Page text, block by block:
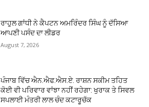
ਰਾਹੁਲ ਗਾਂਧੀ ਨੇ ਕੈਪਟਨ ਅਮਰਿੰਦਰ ਸਿੰਘ ਨੂੰ ਦੱਸਿਆ
ਆਪਣੀ ਪਸੰਦ ਦਾ ਲੀਡਰ
August 7, 2026
ਪੰਜਾਬ ਵਿੱਚ ਐਨ.ਐਫ.ਐਸ.ਏ. ਰਾਸ਼ਨ ਸਕੀਮ ਤਹਿਤ
ਕੋਈ ਵੀ ਪਰਿਵਾਰ ਵਾਂਝਾ ਨਹੀਂ ਰਹੇਗਾ: ਖੁਰਾਕ ਤੇ ਸਿਵਲ
ਸਪਲਾਈ ਮੰਤਰੀ ਲਾਲ ਚੰਦ ਕਟਾਰੂਚੱਕ